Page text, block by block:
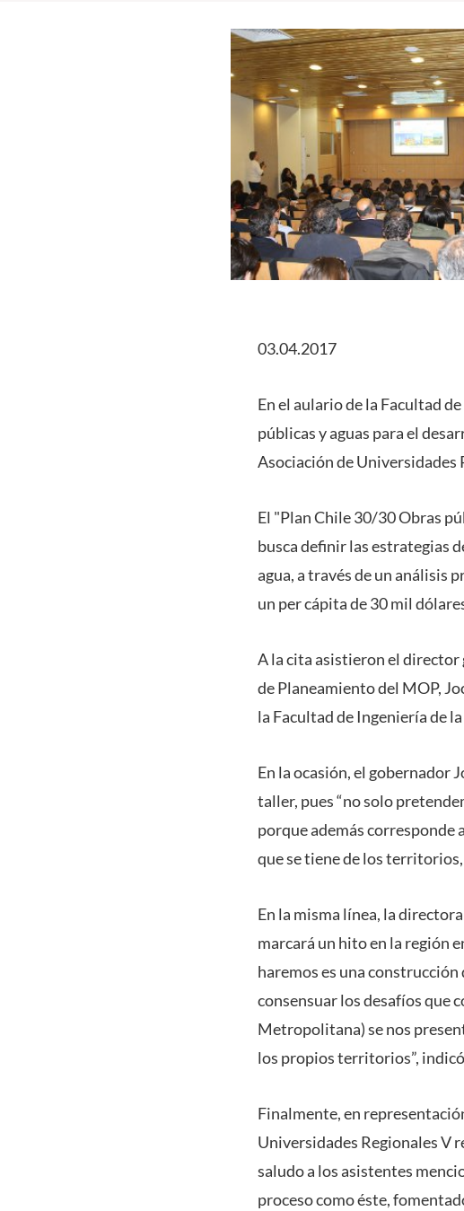
03.04.2017
En el aulario de la Facultad
públicas y aguas para el
Asociación de Universidades
El "Plan Chile 30/30 Obras
busca definir las estrategias
agua, a través de un análisis
un per cápita de 30 mil
A la cita asistieron el director
de Planeamiento del MOP,
la Facultad de Ingeniería de
En la ocasión, el gobernador
taller, pues “no solo
porque además corresponde
que se tiene de los
En la misma línea, la
marcará un hito en la región
haremos es una
consensuar los desafíos que
Metropolitana) se nos
los propios territorios”,
Finalmente, en
Universidades Regionales V
saludo a los asistentes
proceso como éste,